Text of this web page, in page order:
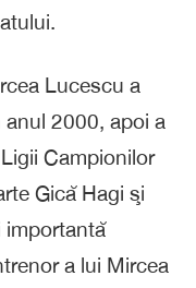
Lucescu a
2000, apoi a
Campionilor
Gică Hagi şi
importantă
a lui Mircea